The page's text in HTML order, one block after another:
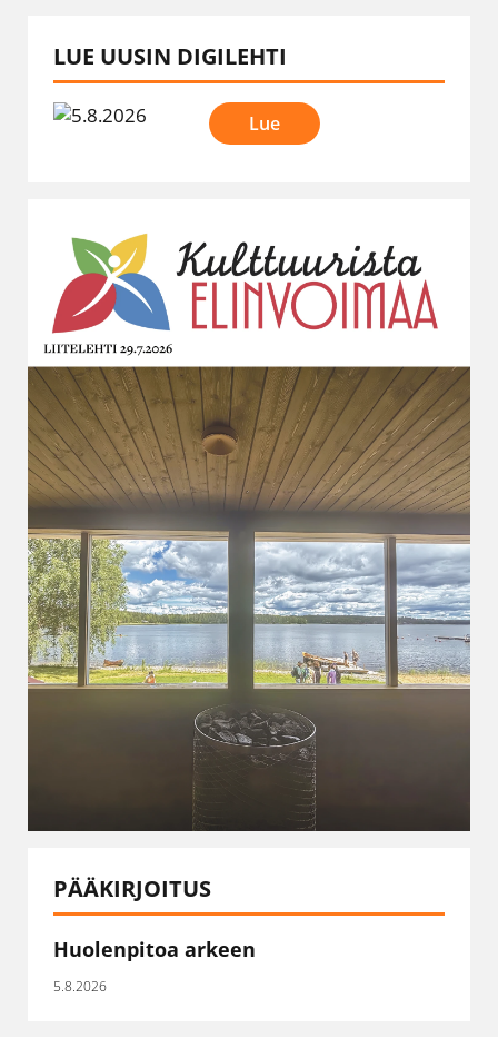
LUE UUSIN DIGILEHTI
Lue
PÄÄKIRJOITUS
Huolenpitoa arkeen
5.8.2026